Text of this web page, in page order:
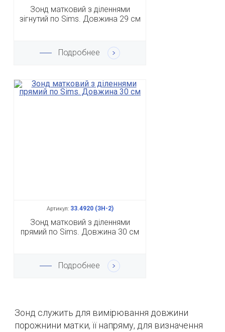
Зонд матковий з діленнями
зігнутий по Sims. Довжина 29 см
Подробнее
Артикул:33.4920 (ЗН-2)
Зонд матковий з діленнями
прямий по Sims. Довжина 30 см
Подробнее
Зонд служить для вимірювання довжини
порожнини матки, її напряму, для визначення